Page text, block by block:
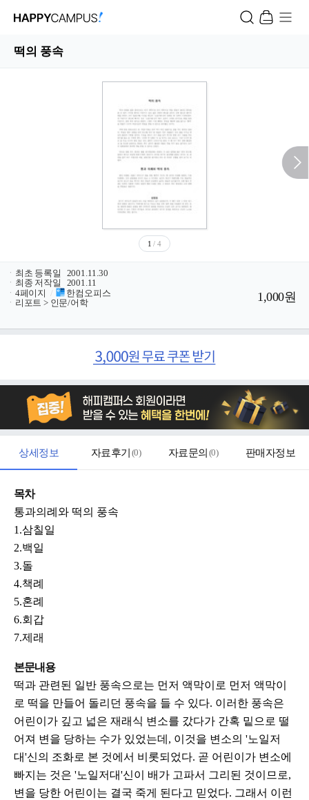
떡의 풍속
1 / 4
ㆍ 최초 등록일
2001.11.30
ㆍ 최종 저작일
2001.11
ㆍ 4페이지 /
한컴오피스
ㆍ 리포트 > 인문/어학 1,000원
상세정보 자료후기 (0) 자료문의 (0) 판매자정보
목차
통과의례와 떡의 풍속
1.삼칠일
2.백일
3.돌
4.책례
5.혼례
6.회갑
7.제래
본문내용
떡과 관련된 일반 풍속으로는 먼저 액막이로 먼저 액막이
로 떡을 만들어 돌리던 풍속을 들 수 있다. 이러한 풍속은
어린이가 깊고 넓은 재래식 변소를 갔다가 간혹 밑으로 떨
어져 변을 당하는 수가 있었는데, 이것을 변소의 '노일저
대'신의 조화로 본 것에서 비롯되었다. 곧 어린이가 변소에
빠지는 것은 '노일저대'신이 배가 고파서 그리된 것이므로,
변을 당한 어린이는 결국 죽게 된다고 믿었다. 그래서 이런